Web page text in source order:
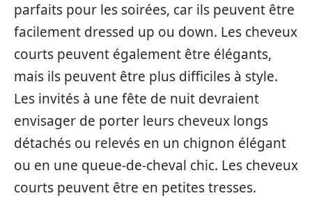
parfaits pour les soirées, car ils peuvent être
facilement dressed up ou down. Les cheveux
courts peuvent également être élégants,
mais ils peuvent être plus difficiles à style.
Les invités à une fête de nuit devraient
envisager de porter leurs cheveux longs
détachés ou relevés en un chignon élégant
ou en une queue-de-cheval chic. Les cheveux
courts peuvent être en petites tresses.